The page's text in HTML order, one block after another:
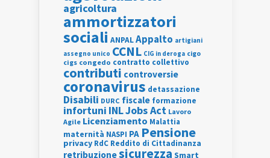
agricoltura
ammortizzatori
sociali ANPALAppalto artigiani
assegno unico CCNL CIG in deroga cigo
cigs congedo contratto collettivo
contributi controversie
coronavirus detassazione
Disabili DURC fiscale formazione
infortuni INLJobs Act Lavoro
Agile Licenziamento Malattia
maternità NASPI PA Pensione
privacy RdC Reddito di Cittadinanza
retribuzionesicurezza Smart